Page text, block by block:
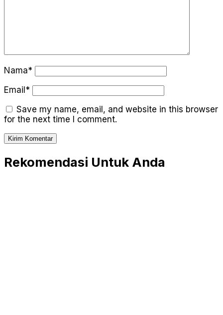
Nama*
Email*
Save my name, email, and website in this browser
for the next time I comment.
Rekomendasi Untuk Anda